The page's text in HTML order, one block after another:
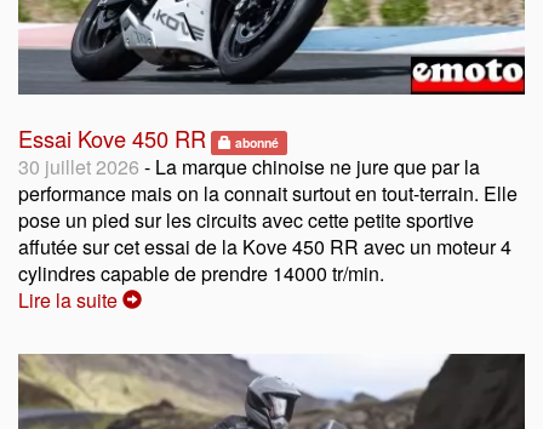
Essai Kove 450 RR abonné
30 juillet 2026 - La marque chinoise ne jure que par la
performance mais on la connait surtout en tout-terrain. Elle
pose un pied sur les circuits avec cette petite sportive
affutée sur cet essai de la Kove 450 RR avec un moteur 4
cylindres capable de prendre 14000 tr/min.
Lire la suite